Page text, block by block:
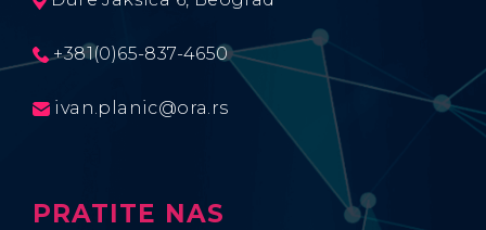
+381(0)65-837-4650
ivan.planic@ora.rs
PRATITE NAS